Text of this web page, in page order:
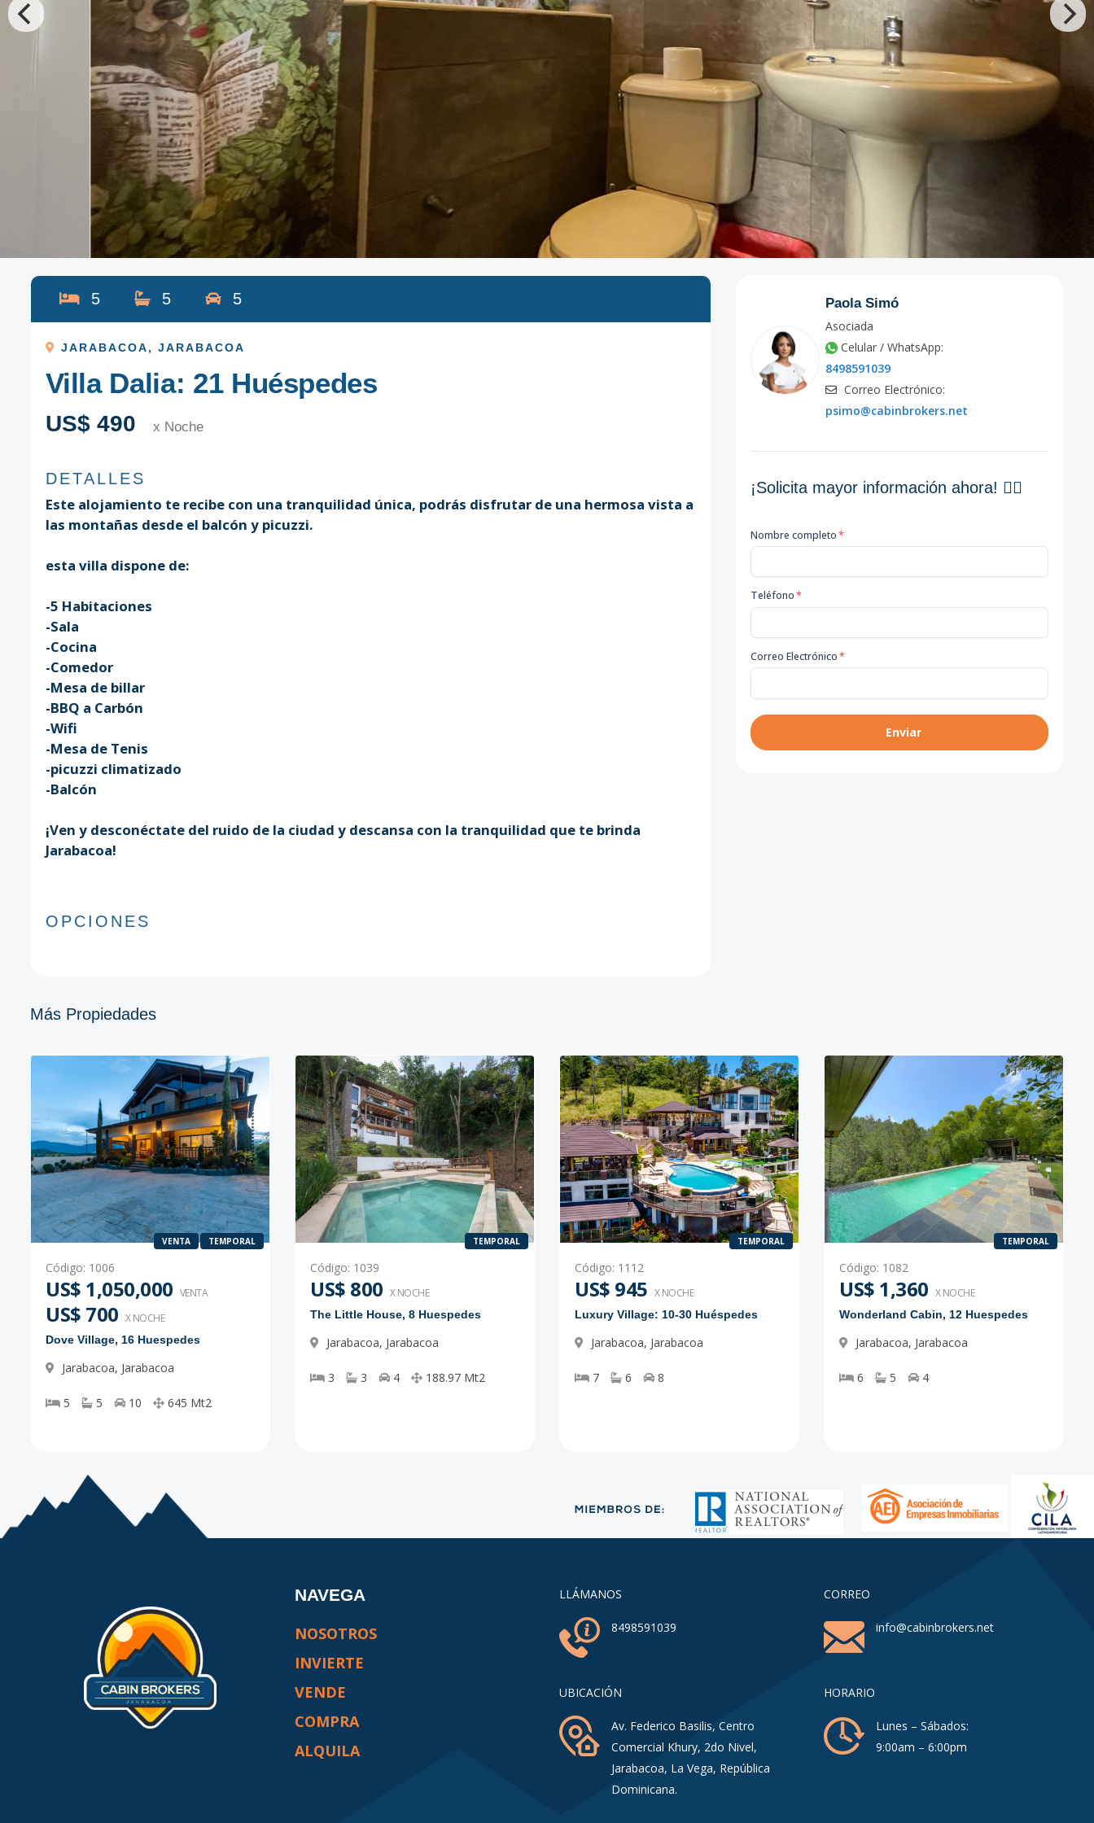
5 5 5
JARABACOA, JARABACOA
Villa Dalia: 21 Huéspedes
US$ 490 x Noche
DETALLES
Este alojamiento te recibe con una tranquilidad única, podrás disfrutar de una hermosa vista a
las montañas desde el balcón y picuzzi.
esta villa dispone de:
-5 Habitaciones
-Sala
-Cocina
-Comedor
-Mesa de billar
-BBQ a Carbón
-Wifi
-Mesa de Tenis
-picuzzi climatizado
-Balcón
¡Ven y desconéctate del ruido de la ciudad y descansa con la tranquilidad que te brinda
Jarabacoa!
OPCIONES
Paola Simó
Asociada
Celular / WhatsApp:
8498591039
Correo Electrónico:
psimo@cabinbrokers.net
¡Solicita mayor información ahora! 👇🏽
Nombre completo*
Teléfono*
Correo Electrónico*
Enviar
Más Propiedades
VENTA TEMPORAL
Código: 1006
US$ 1,050,000 VENTA
US$ 700 X NOCHE
Dove Village, 16 Huespedes
Jarabacoa, Jarabacoa
5 5 10 645 Mt2
TEMPORAL
Código: 1039
US$ 800 X NOCHE
The Little House, 8 Huespedes
Jarabacoa, Jarabacoa
3 3 4 188.97 Mt2
TEMPORAL
Código: 1112
US$ 945 X NOCHE
Luxury Village: 10-30 Huéspedes
Jarabacoa, Jarabacoa
7 6 8
TEMPORAL
Código: 1082
US$ 1,360 X NOCHE
Wonderland Cabin, 12 Huespedes
Jarabacoa, Jarabacoa
6 5 4
NAVEGA
NOSOTROS
INVIERTE
VENDE
COMPRA
ALQUILA
LLÁMANOS
8498591039
UBICACIÓN
Av. Federico Basilis, Centro
Comercial Khury, 2do Nivel,
Jarabacoa, La Vega, República
Dominicana.
CORREO
info@cabinbrokers.net
HORARIO
Lunes – Sábados:
9:00am – 6:00pm